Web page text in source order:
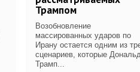
Трампом
Возобновление
массированных ударов по
Ирану остается одним из
сценариев, которые
Трамп...